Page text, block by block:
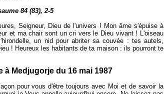
84 (83), 2-5
Seigneur, Dieu de l'univers ! Mon âme s'épuise à
et ma chair sont un cri vers le Dieu vivant ! L'oiseau
un nid pour abriter sa couvée : tes autels,
! Heureux les habitants de ta maison : ils pourront te
à Medjugorje du 16 mai 1987
pour vous d'être toujours avec Moi et de savoir la